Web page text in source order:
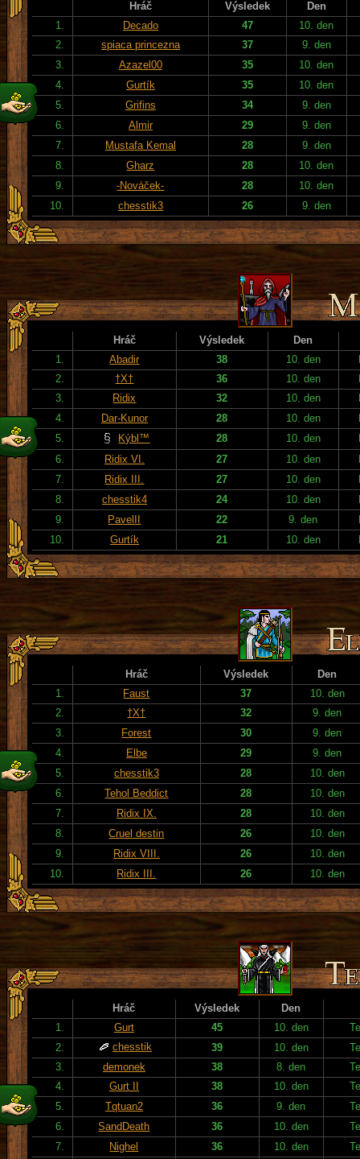
Hráč Výsledek
Den
1.
Decado 47
10. den
2.
spiaca princezna 37
9. den
3.
Azazel00 35
10. den
4.
Gurtík 35
10. den
5.
Grifins 34
9. den
6.
Almir 29
9. den
7.
Mustafa Kemal 28
9. den
8.
Gharz 28
10. den
9.
-Nováček- 28
10. den
10.
chesstik3 26 9. den
Hráč Výsledek
Den
1.
Abadir 38 10. den
2.
†X† 36 10. den
3.
Ridix 32 10. den
4.
Dar-Kunor 28 10. den
5.
Kýbl™ 28 10. den
6.
Ridix VI. 27 10. den
7.
Ridix III. 27 10. den
8.
chesstik4 24 10. den
9.
PavelII 22 9. den
10.
Gurtík 21 10. den
Hráč Výsledek
Den
1.
Faust 37
10. den
2.
†X† 32
9. den
3.
Forest 30
9. den
4.
Elbe 29
9. den
5.
chesstik3 28
10. den
6.
Tehol Beddict 28
10. den
7.
Ridix IX. 28
10. den
8.
Cruel destin 26
10. den
9.
Ridix VIII. 26
10. den
10.
Ridix III. 26 10. den
Hráč Výsledek
Den
1.
Gurt 45 10. den
2.
chesstik 39 10. den
3.
demonek 38 8. den
4.
Gurt II 38 10. den
5.
Tqtuan2 36 9. den
6.
SandDeath 36 10. den
7.
Nighel 36 10. den